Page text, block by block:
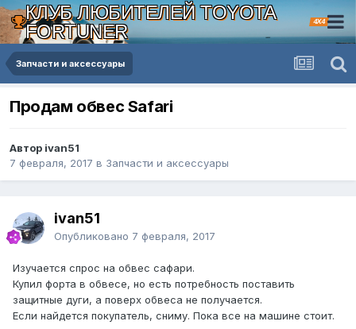
КЛУБ ЛЮБИТЕЛЕЙ TOYOTA
FORTUNER
4X4
Запчасти и аксессуары
Продам обвес Safari
Автор ivan51
7 февраля, 2017 в Запчасти и аксессуары
ivan51
Опубликовано 7 февраля, 2017
Изучается спрос на обвес сафари.
Купил форта в обвесе, но есть потребность поставить
защитные дуги, а поверх обвеса не получается.
Если найдется покупатель, сниму. Пока все на машине стоит.